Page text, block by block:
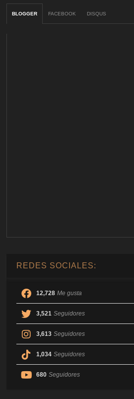
BLOGGER FACEBOOK DISQUS
REDES SOCIALES:
12,728 Me gusta
3,521 Seguidores
3,613 Seguidores
1,034 Seguidores
680 Seguidores